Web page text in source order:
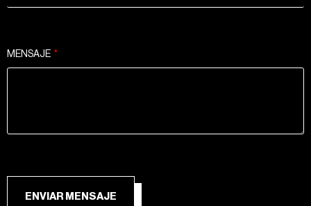
MENSAJE
ENVIAR MENSAJE